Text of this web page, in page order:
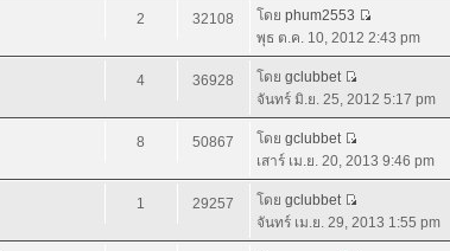
2 32108 โดย phum2553
พุธ ต.ค. 10, 2012 2:43 pm
4 36928 โดย gclubbet
จันทร์ มิ.ย. 25, 2012 5:17 pm
8 50867 โดย gclubbet
เสาร์ เม.ย. 20, 2013 9:46 pm
1 29257 โดย gclubbet
จันทร์ เม.ย. 29, 2013 1:55 pm